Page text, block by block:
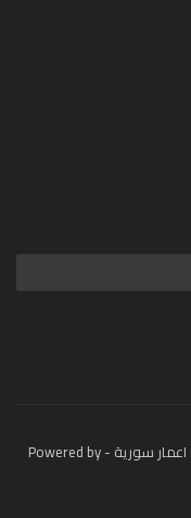
جميع حقوق الطبع و النشر محفوظة © لموقع اعمار سورية - Powered by